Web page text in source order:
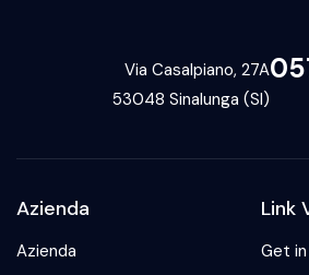
Via Casalpiano, 27A
53048 Sinalunga (SI)
Azienda
Azienda
Link
Get